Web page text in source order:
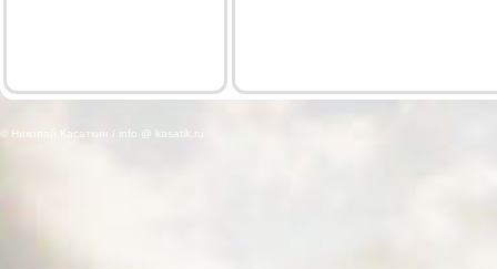
© Николай Касаткин / info @ kasatik.ru